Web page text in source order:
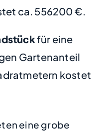
ca. 556200 €.
für eine
Gartenanteil
kostet
eine grobe